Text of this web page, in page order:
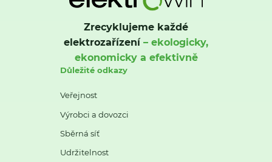
Zrecyklujeme každé
elektrozařízení– ekologicky,
ekonomicky a efektivně
Důležité odkazy
Veřejnost
Výrobci a dovozci
Sběrná síť
Udržitelnost